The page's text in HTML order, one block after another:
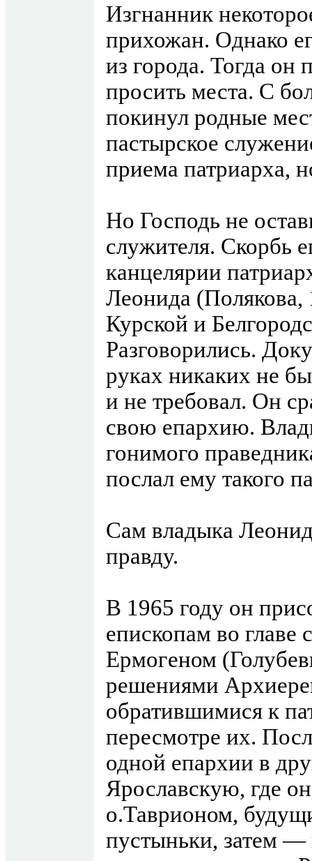
Изгнанник
прихожан. Однако
из города. Тогда он
просить места. С
покинул родные
пастырское
приема патриарха,
Но Господь не
служителя. Скорбь
канцелярии
Леонида (Полякова,
Курской и
Разговорились.
руках никаких не
и не требовал. Он
свою епархию.
гонимого
послал ему такого
Сам владыка
правду.
В 1965 году он
епископам во главе
Ермогеном
решениями
обратившимися к
пересмотре их.
одной епархии в
Ярославскую, где
о.Таврионом,
пустыньки, затем